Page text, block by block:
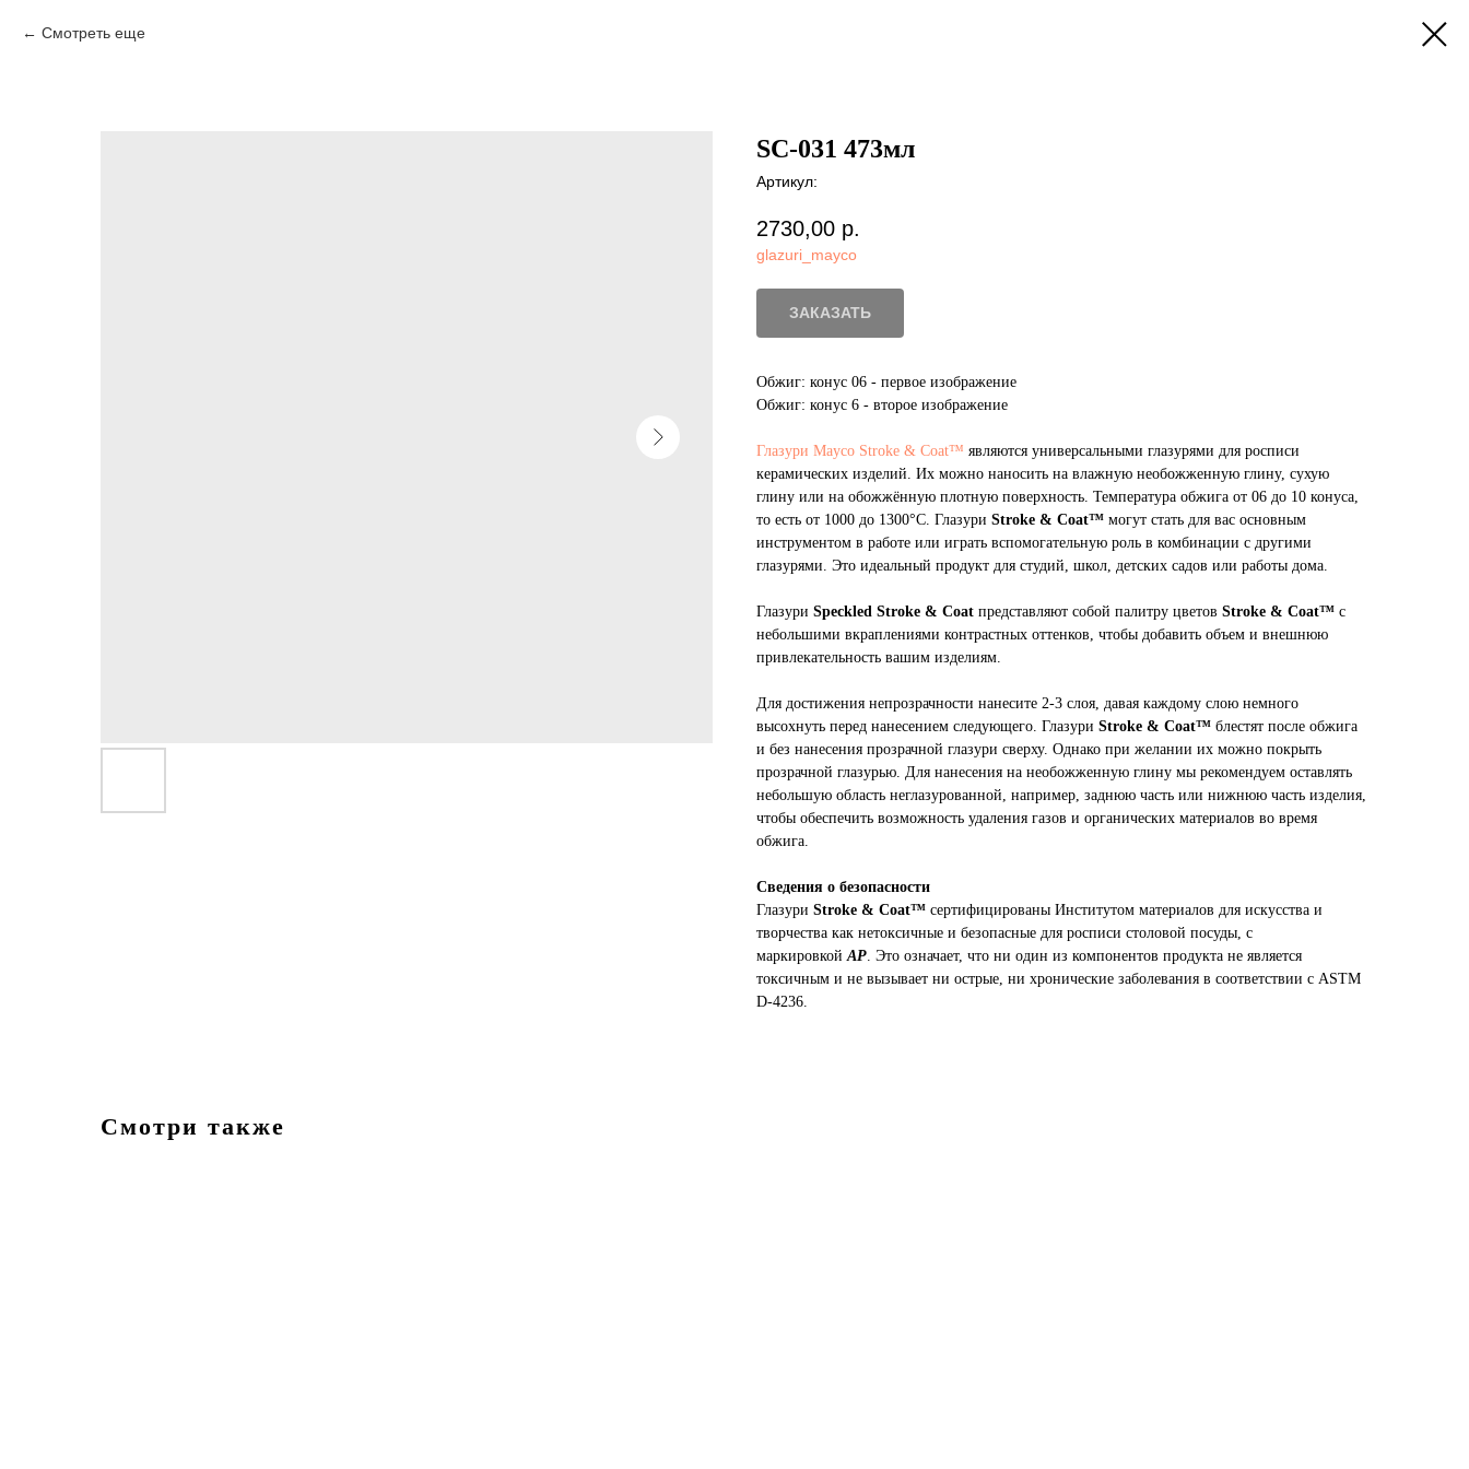
Смотреть еще
SC-031 473мл
Артикул:
2730,00 р.
glazuri_mayco
ЗАКАЗАТЬ
Обжиг: конус 06 - первое изображение
Обжиг: конус 6 - второе изображение
Глазури Mayco Stroke & Coat™ являются универсальными глазурями для росписи
керамических изделий. Их можно наносить на влажную необожженную глину, сухую
глину или на обожжённую плотную поверхность. Температура обжига от 06 до 10 конуса,
то есть от 1000 до 1300°С. Глазури Stroke & Coat™ могут стать для вас основным
инструментом в работе или играть вспомогательную роль в комбинации с другими
глазурями. Это идеальный продукт для студий, школ, детских садов или работы дома.
Глазури Speckled Stroke & Coat представляют собой палитру цветов Stroke & Coat™ с
небольшими вкраплениями контрастных оттенков, чтобы добавить объем и внешнюю
привлекательность вашим изделиям.
Для достижения непрозрачности нанесите 2-3 слоя, давая каждому слою немного
высохнуть перед нанесением следующего. Глазури Stroke & Coat™ блестят после обжига
и без нанесения прозрачной глазури сверху. Однако при желании их можно покрыть
прозрачной глазурью. Для нанесения на необожженную глину мы рекомендуем оставлять
небольшую область неглазурованной, например, заднюю часть или нижнюю часть изделия,
чтобы обеспечить возможность удаления газов и органических материалов во время
обжига.
Сведения о безопасности
Глазури Stroke & Coat™ сертифицированы Институтом материалов для искусства и
творчества как нетоксичные и безопасные для росписи столовой посуды, с
маркировкойAP. Это означает, что ни один из компонентов продукта не является
токсичным и не вызывает ни острые, ни хронические заболевания в соответствии с ASTM
D-4236.
Смотри также